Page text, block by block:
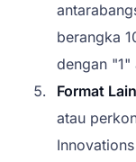
berangka
dengan
Format Lain
atau